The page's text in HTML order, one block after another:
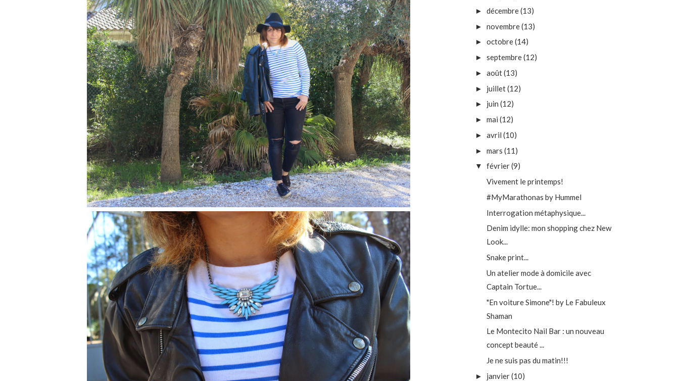
► décembre(13)
► novembre(13)
► octobre(14)
► septembre(12)
► août(13)
► juillet(12)
► juin (12)
► mai (12)
► avril (10)
► mars (11)
▼ février(9)
Vivement le printemps!
#MyMarathonas by Hummel
Interrogation métaphysique...
Denim idylle: mon shopping chez New
Look...
Snake print...
Un atelier mode à domicile avec
Captain Tortue...
"En voiture Simone"! by Le Fabuleux
Shaman
Le Montecito Nail Bar : un nouveau
concept beauté ...
Je ne suis pas du matin!!!
► janvier(10)